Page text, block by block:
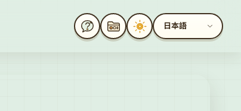
日本語